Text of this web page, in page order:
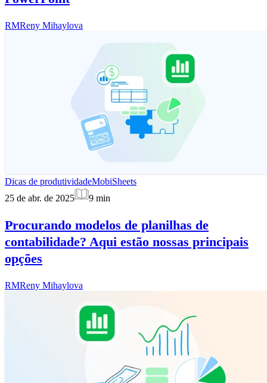
RMReny Mihaylova
Dicas de produtividadeMobiSheets
25 de abr. de 2025
9 min
Procurando modelos de planilhas de
contabilidade? Aqui estão nossas principais
opções
RMReny Mihaylova